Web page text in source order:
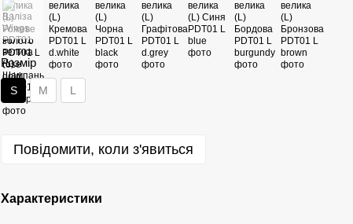
Розмір
S M L
Повідомити, коли з'явиться
Характеристики